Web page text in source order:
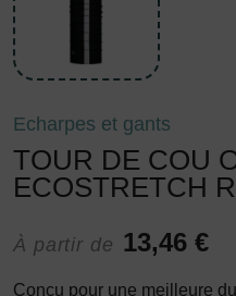
Echarpes et gants
TOUR DE COU
ECOSTRETCH
À partir de 13,46 €
Conçu pour une meilleure